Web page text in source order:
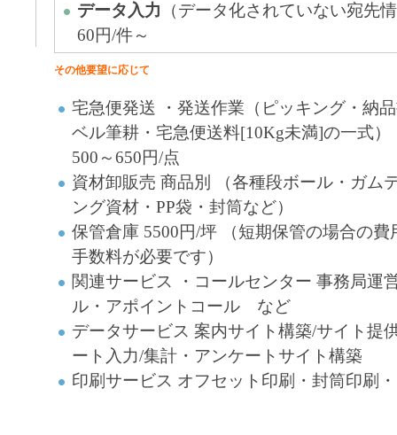
データ入力 （データ化されていない宛先
60円/件～
その他要望に応じて
宅急便発送 ・発送作業（ピッキング・納
ベル筆耕・宅急便送料[10Kg未満]の一式）
500～650円/点
資材卸販売 商品別 （各種段ボール・ガム
ング資材・PP袋・封筒など）
保管倉庫 5500円/坪 （短期保管の場合の
手数料が必要です）
関連サービス ・コールセンター 事務局運
ル・アポイントコール など
データサービス 案内サイト構築/サイト提
ート入力/集計・アンケートサイト構築
印刷サービス オフセット印刷・封筒印刷